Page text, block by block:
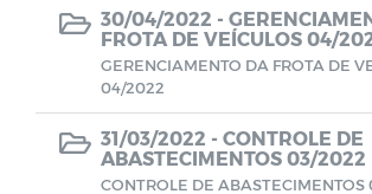
LEILÃO
Estoque Farmácia
Coronavírus (COVID-
30/04/2022 -
FROTA DE VEÍCULOS 04/
GERENCIAMENTO DA FROTA DE
04/2022
31/03/2022 - CONTROLE DE
ABASTECIMENTOS 03/2022
CONTROLE DE ABASTECIMENTOS